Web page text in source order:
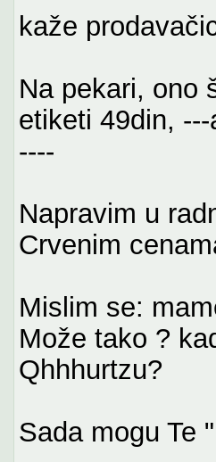
kaže
Na pekari, ono
etiketi 49din,
----
Napravim u
Crvenim
Mislim se:
Može tako ?
Qhhhurtzu?
Sada mogu Te